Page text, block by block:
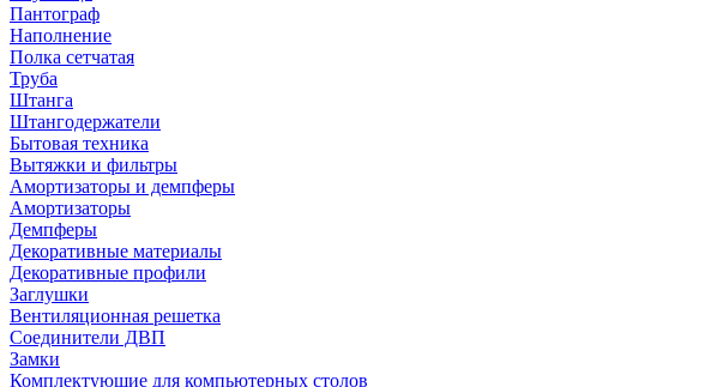
Пантограф
Наполнение
Полка сетчатая
Труба
Штанга
Штангодержатели
Бытовая техника
Вытяжки и фильтры
Амортизаторы и демпферы
Амортизаторы
Демпферы
Декоративные материалы
Декоративные профили
Заглушки
Вентиляционная решетка
Соединители ДВП
Замки
Комплектующие для компьютерных столов